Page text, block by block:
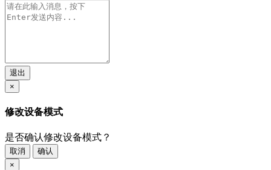
退出
×
修改设备模式
是否确认修改设备模式？
取消
确认
×